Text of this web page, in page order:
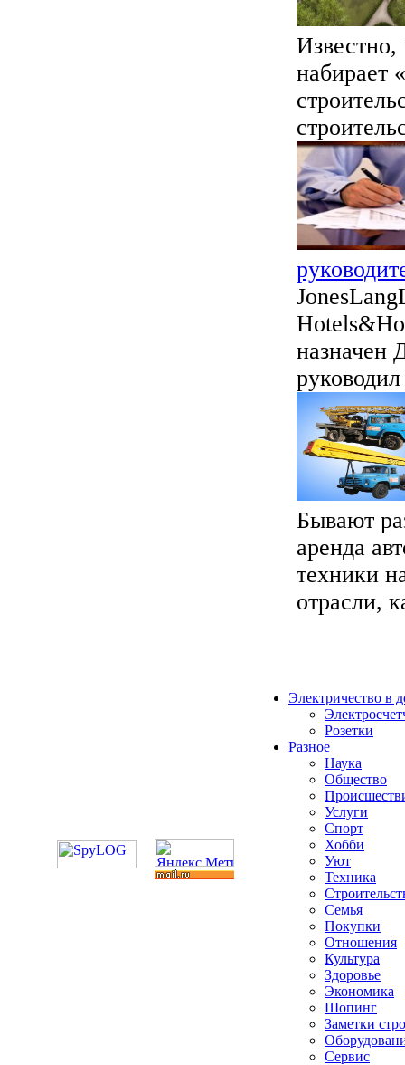
Известно,
набирает
назначен
Бывают
аренда
техники
отрасли,
Электричество в
Розетки
Разное
Наука
Общество
Услуги
Спорт
Хобби
Уют
Техника
Семья
Покупки
Отношения
Культура
Здоровье
Экономика
Шопинг
Заметки
Сервис